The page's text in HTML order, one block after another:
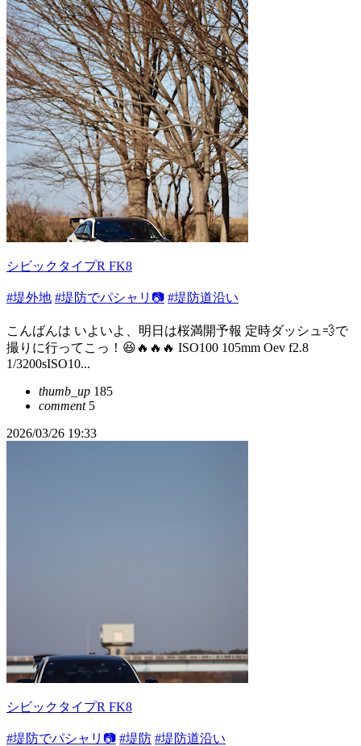
シビックタイプR FK8
#堤外地 #堤防でパシャリ📷 #堤防道沿い
こんばんは いよいよ、明日は桜満開予報 定時ダッシュ💨で
撮りに行ってこっ！😆🔥🔥🔥 ISO100 105mm Oev f2.8
1/3200sISO10...
thumb_up 185
comment5
2026/03/26 19:33
シビックタイプR FK8
#堤防でパシャリ📷 #堤防 #堤防道沿い